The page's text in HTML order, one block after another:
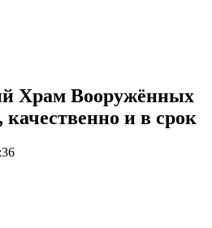
Храм Вооружённых
и в срок